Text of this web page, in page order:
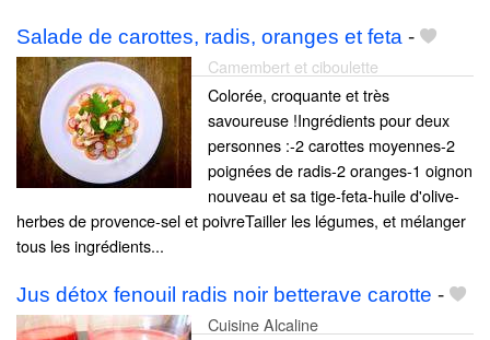
Salade de carottes, radis, oranges et feta -
Camembert et ciboulette
Colorée, croquante et très
savoureuse !Ingrédients pour deux
personnes :-2 carottes moyennes-2
poignées de radis-2 oranges-1 oignon
nouveau et sa tige-feta-huile d'olive-
herbes de provence-sel et poivreTailler les légumes, et mélanger
tous les ingrédients...
Jus détox fenouil radis noir betterave carotte -
Cuisine Alcaline